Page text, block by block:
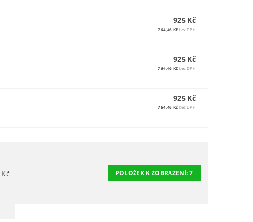
925 Kč
764,46 Kč bez DPH
925 Kč
764,46 Kč bez DPH
925 Kč
764,46 Kč bez DPH
Kč POLOŽEK K ZOBRAZENÍ:7